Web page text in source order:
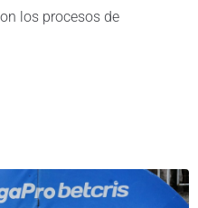
los procesos de